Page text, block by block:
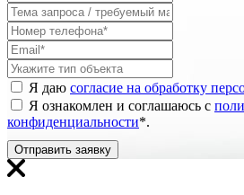
Я даю согласие на обработку
Я ознакомлен и соглашаюсь с
конфиденциальности*.
Отправить заявку